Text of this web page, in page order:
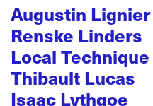
Augustin Lignier
Renske Linders
Local Technique
Thibault Lucas
Isaac Lythgoe